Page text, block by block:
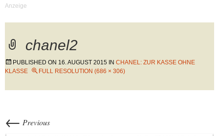
chanel2
PUBLISHED ON 16. AUGUST 2015 IN CHANEL: ZUR KASSE OHNE
KLASSE
FULL RESOLUTION (686 × 306)
← Previous